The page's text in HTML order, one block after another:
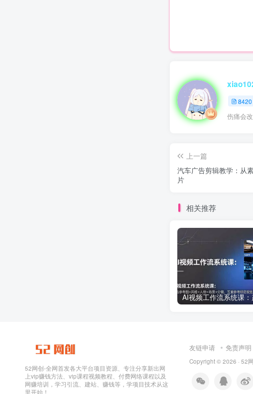
8420
伤痛会
上一篇
汽车广告剪辑教学：从
片
相关推荐
52网创-全网首发各大平台项目资源、专注分享新出网
上vip赚钱方法、vip课程视频教程、付费网络课程以及
网赚培训，学习引流、建站、赚钱等，学项目技术从这
里开始！
友链申请 免责声明
Copyright © 2026 · 52